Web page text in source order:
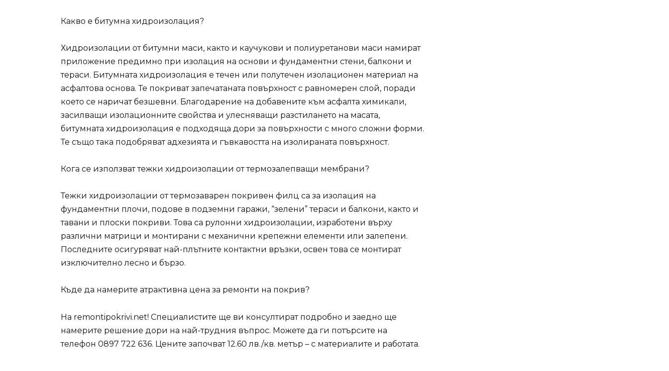
Какво е битумна хидроизолация?
Хидроизолации от битумни маси, както и каучукови и полиуретанови маси намират
приложение предимно при изолация на основи и фундаментни стени, балкони и
тераси. Битумната хидроизолация е течен или полутечен изолационен материал на
асфалтова основа. Те покриват запечатаната повърхност с равномерен слой, поради
което се наричат безшевни. Благодарение на добавените към асфалта химикали,
засилващи изолационните свойства и улесняващи разстилането на масата,
битумната хидроизолация е подходяща дори за повърхности с много сложни форми.
Те също така подобряват адхезията и гъвкавостта на изолираната повърхност.
Кога се използват тежки хидроизолации от термозалепващи мембрани?
Тежки хидроизолации от термозаварен покривен филц са за изолация на
фундаментни плочи, подове в подземни гаражи, “зелени” тераси и балкони, както и
тавани и плоски покриви. Това са рулонни хидроизолации, изработени върху
различни матрици и монтирани с механични крепежни елементи или залепени.
Последните осигуряват най-плътните контактни връзки, освен това се монтират
изключително лесно и бързо.
Къде да намерите атрактивна цена за ремонти на покрив?
На remontipokrivi.net! Специалистите ще ви консултират подробно и заедно ще
намерите решение дори на най-трудния въпрос. Можете да ги потърсите на
телефон 0897 722 636. Цените започват 12.60 лв./кв. метър – с материалите и работата.